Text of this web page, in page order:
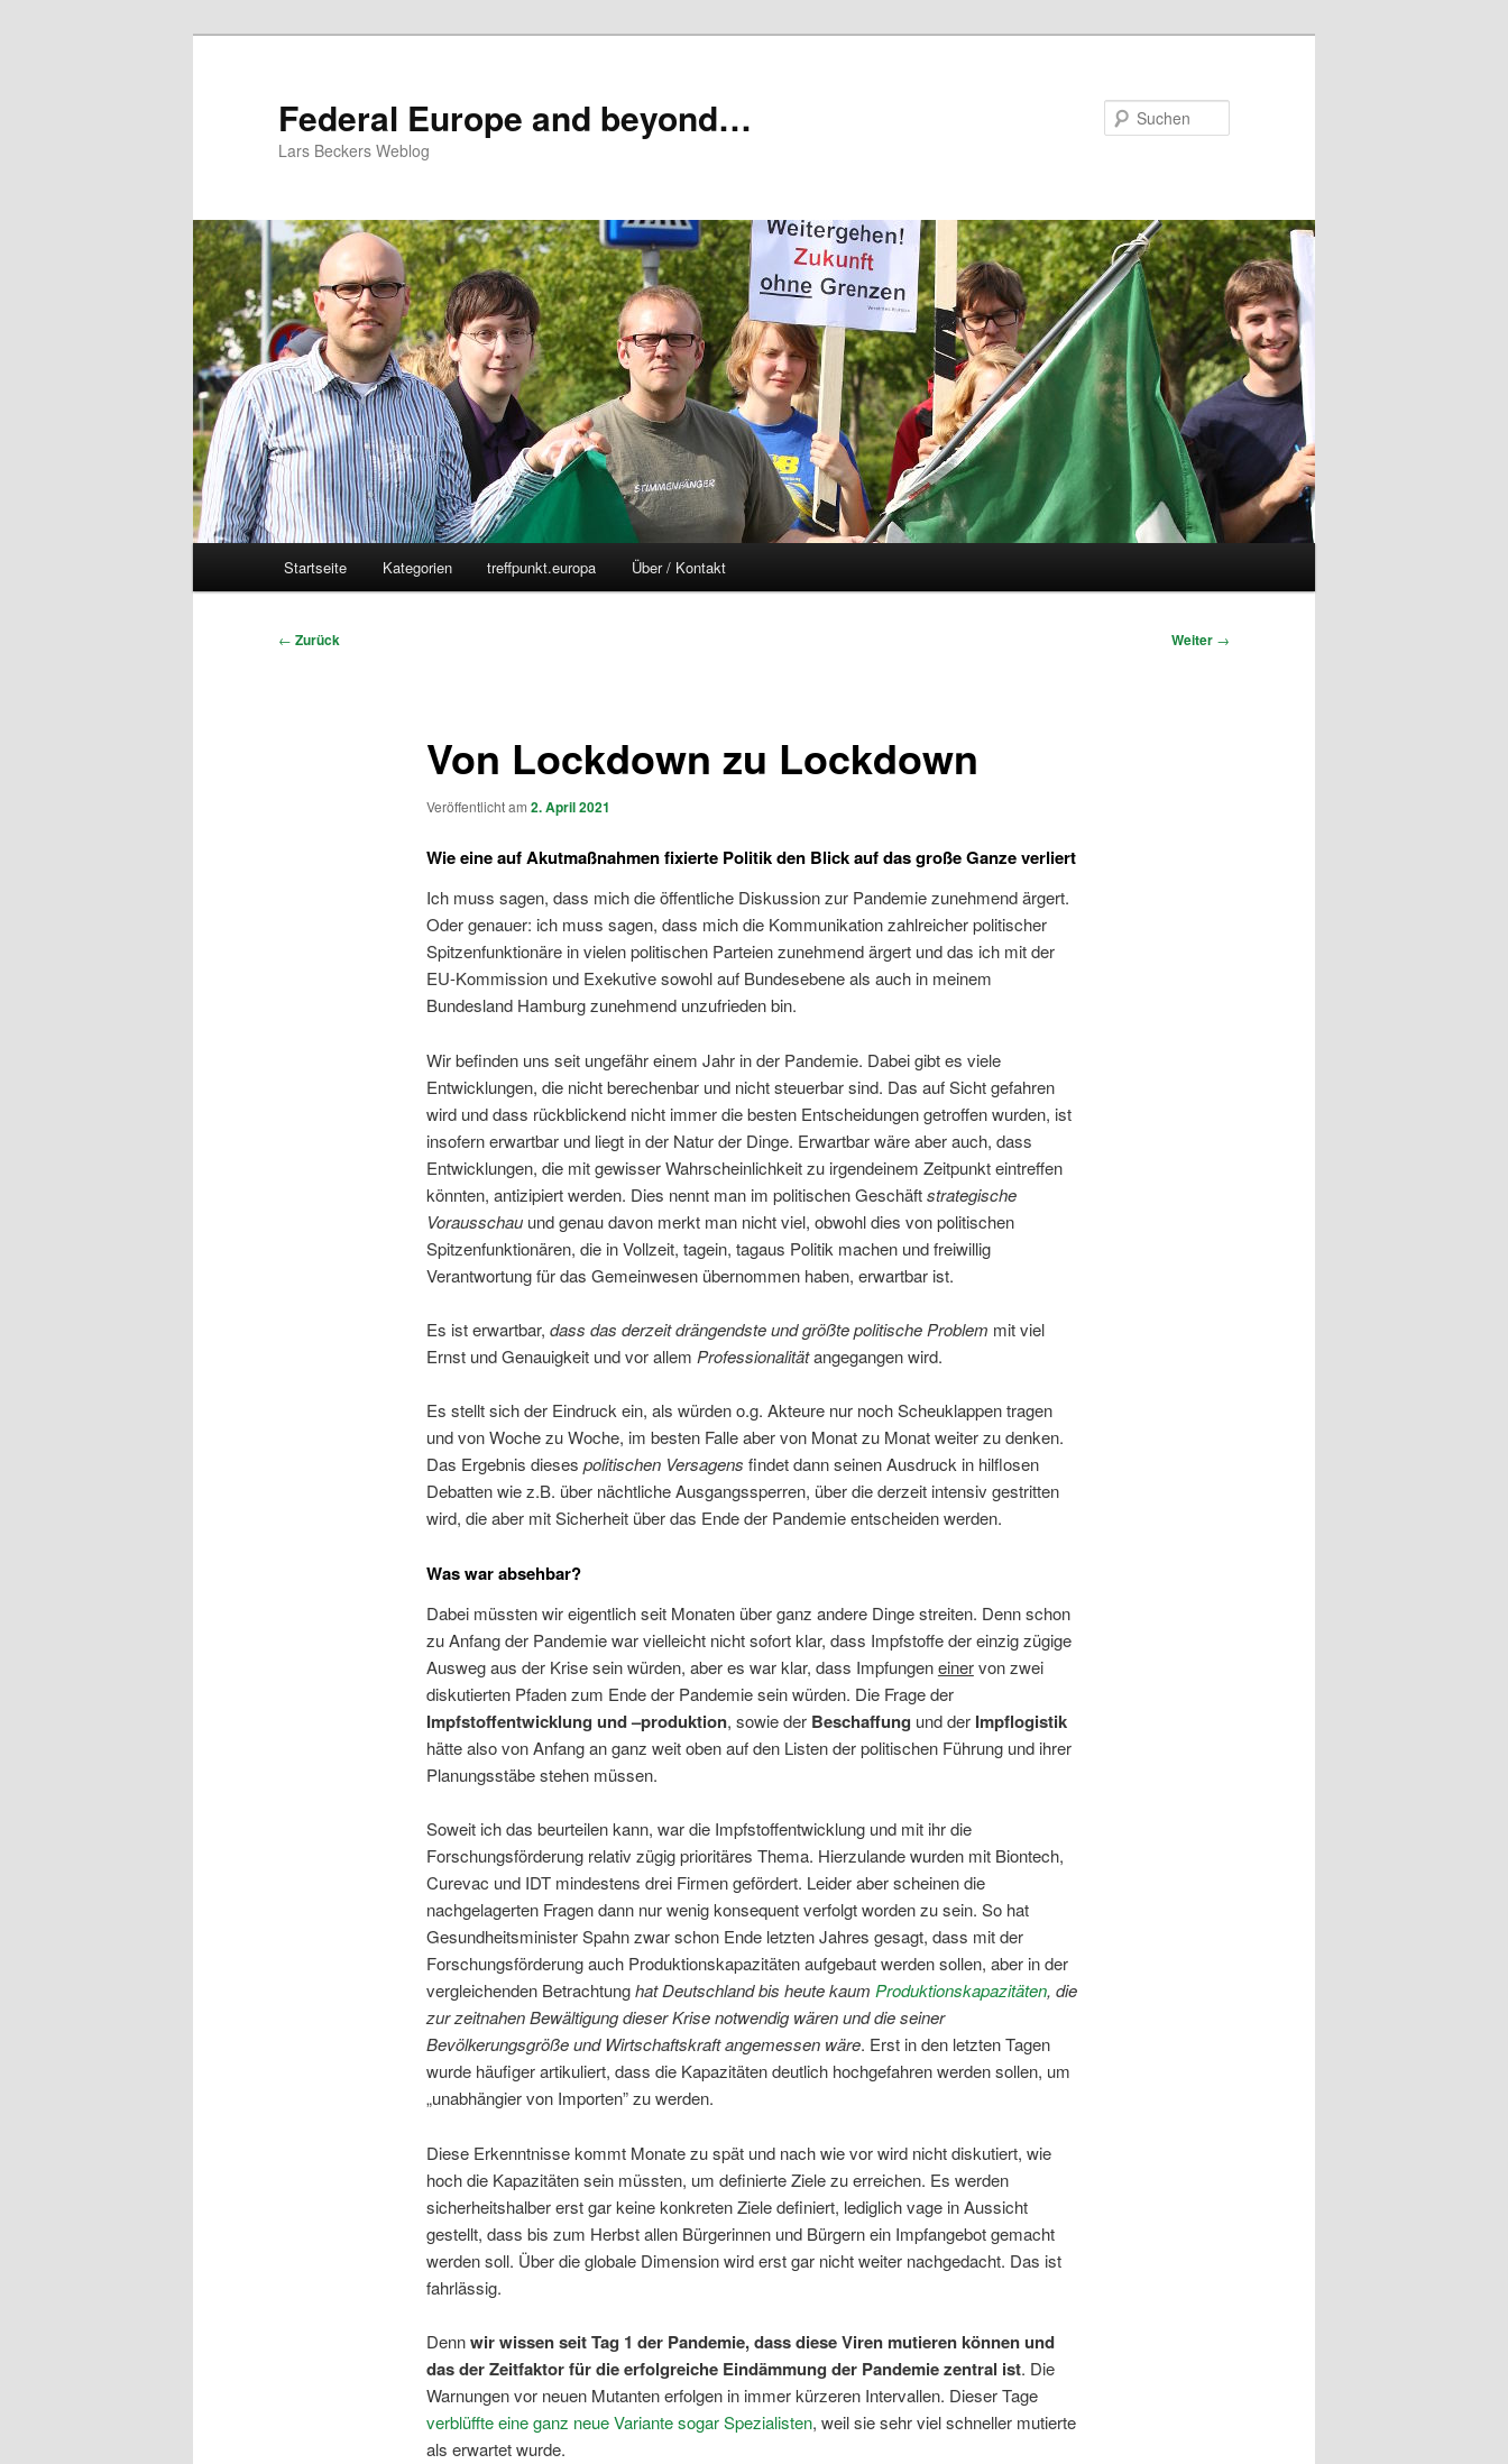
Federal Europe and beyond…
Lars Beckers Weblog
Startseite Kategorien treffpunkt.europa Über / Kontakt
Beitragsnavigation
← Zurück Weiter →
Von Lockdown zu Lockdown
Veröffentlicht am 2. April 2021
Wie eine auf Akutmaßnahmen fixierte Politik den Blick auf das große Ganze verliert
Ich muss sagen, dass mich die öffentliche Diskussion zur Pandemie zunehmend ärgert.
Oder genauer: ich muss sagen, dass mich die Kommunikation zahlreicher politischer
Spitzenfunktionäre in vielen politischen Parteien zunehmend ärgert und das ich mit der
EU-Kommission und Exekutive sowohl auf Bundesebene als auch in meinem
Bundesland Hamburg zunehmend unzufrieden bin.
Wir befinden uns seit ungefähr einem Jahr in der Pandemie. Dabei gibt es viele
Entwicklungen, die nicht berechenbar und nicht steuerbar sind. Das auf Sicht gefahren
wird und dass rückblickend nicht immer die besten Entscheidungen getroffen wurden, ist
insofern erwartbar und liegt in der Natur der Dinge. Erwartbar wäre aber auch, dass
Entwicklungen, die mit gewisser Wahrscheinlichkeit zu irgendeinem Zeitpunkt eintreffen
könnten, antizipiert werden. Dies nennt man im politischen Geschäftstrategische
Vorausschau und genau davon merkt man nicht viel, obwohl dies von politischen
Spitzenfunktionären, die in Vollzeit, tagein, tagaus Politik machen und freiwillig
Verantwortung für das Gemeinwesen übernommen haben, erwartbar ist.
Es ist erwartbar, dass das derzeitdrängendste und größte politische Problem mit viel
Ernst und Genauigkeit und vor allem Professionalitätangegangen wird.
Es stellt sich der Eindruck ein, als würden o.g. Akteure nur noch Scheuklappen tragen
und von Woche zu Woche, im besten Falle aber von Monat zu Monat weiter zu denken.
Das Ergebnis dieses politischen Versagens findet dann seinen Ausdruck in hilflosen
Debatten wie z.B. über nächtliche Ausgangssperren, über die derzeit intensiv gestritten
wird, die aber mit Sicherheit über das Ende der Pandemie entscheiden werden.
Was war absehbar?
Dabei müssten wir eigentlich seit Monaten über ganz andere Dinge streiten. Denn schon
zu Anfang der Pandemie war vielleicht nicht sofort klar, dass Impfstoffe der einzig zügige
Ausweg aus der Krise sein würden, aber es war klar, dass Impfungeneinervon zwei
diskutierten Pfaden zum Ende der Pandemie sein würden. Die Frage der
Impfstoffentwicklung und –produktion, sowie der Beschaffung und der Impflogistik
hätte also von Anfang an ganz weit oben auf den Listen der politischen Führung und ihrer
Planungsstäbe stehen müssen.
Soweit ich das beurteilen kann, war die Impfstoffentwicklung und mit ihr die
Forschungsförderung relativ zügig prioritäres Thema. Hierzulande wurden mit Biontech,
Curevac und IDT mindestens drei Firmen gefördert. Leider aber scheinen die
nachgelagerten Fragen dann nur wenig konsequent verfolgt worden zu sein. So hat
Gesundheitsminister Spahn zwar schon Ende letzten Jahres gesagt, dass mit der
Forschungsförderung auch Produktionskapazitäten aufgebaut werden sollen, aber in der
vergleichenden Betrachtunghat Deutschland bis heute kaum Produktionskapazitäten, die
zurzeitnahenBewältigung dieser Krisenotwendigwärenund die seiner
Bevölkerungsgröße und Wirtschaftskraft angemessen wäre. Erst in den letzten Tagen
wurde häufiger artikuliert, dass die Kapazitäten deutlich hochgefahren werden sollen, um
„unabhängier von Importen” zu werden.
Diese Erkenntnisse kommt Monate zu spät und nach wie vor wird nicht diskutiert, wie
hoch die Kapazitäten sein müssten, um definierte Ziele zu erreichen. Es werden
sicherheitshalber erst gar keine konkreten Ziele definiert, lediglich vage in Aussicht
gestellt, dass bis zum Herbst allen Bürgerinnen und Bürgern ein Impfangebot gemacht
werden soll. Über die globale Dimension wird erst gar nicht weiter nachgedacht. Das ist
fahrlässig.
Dennwirwissenseit Tag 1 der Pandemie, dass diese Viren mutieren können und
das der Zeitfaktor für die erfolgreiche Eindämmung der Pandemie zentral ist. Die
Warnungen vor neuen Mutanten erfolgen in immer kürzeren Intervallen. Dieser Tage
verblüffte eine ganz neue Variante sogar Spezialisten, weil sie sehr viel schneller mutierte
als erwartet wurde.